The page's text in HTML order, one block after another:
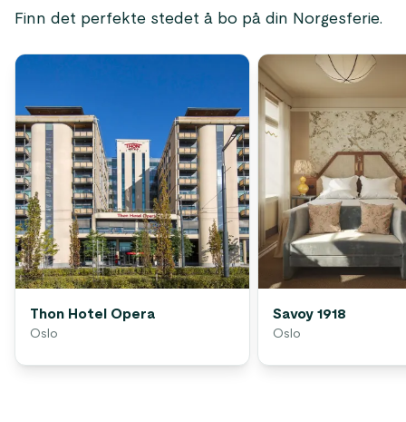
Finn det perfekte stedet å bo på din Norgesferie.
Thon Hotel Opera
Oslo
Savoy 1918
Oslo